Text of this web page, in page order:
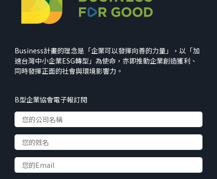
Business計畫的理念是「企業可以發揮向善的力量」，以「加
速台灣中小企業ESG轉型」為使命，亦即推動企業創造獲利、
同時發揮正面的社會與環境影響力。
B型企業協會電子報訂閱